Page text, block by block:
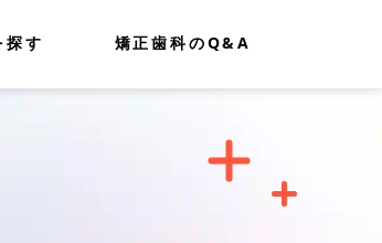
探す 矯正歯科のQ&A